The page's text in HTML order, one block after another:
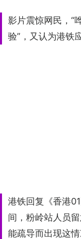
影片震惊网民，“
验”，又认为港铁
港铁回复《香港
间，粉岭站人员
能疏导而出现这